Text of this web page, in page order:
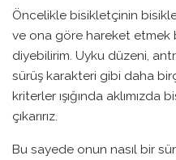
Öncelikle bisikletçinin
ve ona göre hareket etmek
diyebilirim. Uyku düzeni,
sürüş karakteri gibi daha
kriterler ışığında
çıkarırız.
Bu sayede onun nasıl bir